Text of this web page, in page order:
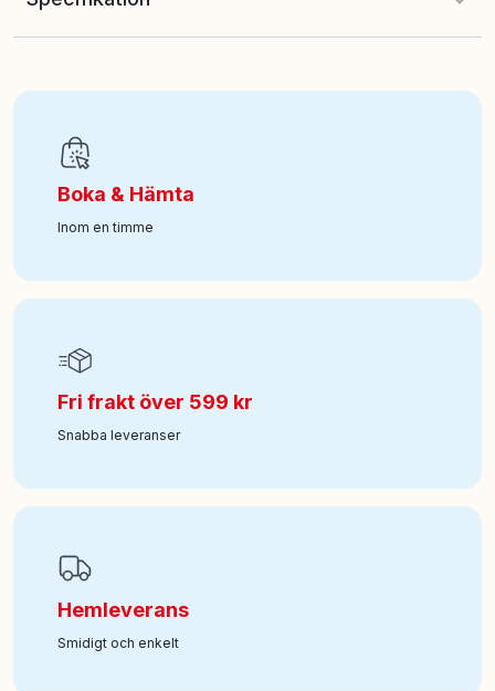
5702018067703
Ålder från :14
Boka & Hämta
Inom en timme
Fri frakt över 599 kr
Snabba leveranser
Hemleverans
Smidigt och enkelt